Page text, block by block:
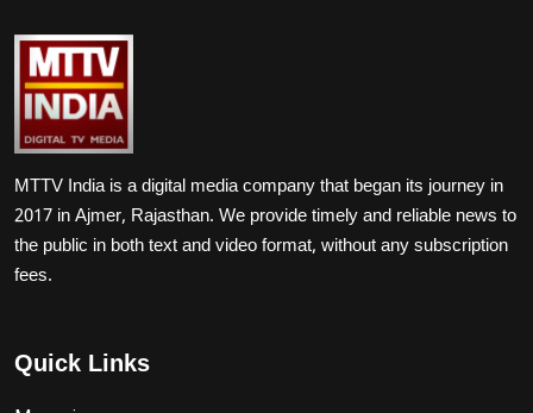
MTTV India is a digital media company that began its journey in
2017 in Ajmer, Rajasthan. We provide timely and reliable news to
the public in both text and video format, without any subscription
fees.
Quick Links